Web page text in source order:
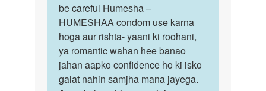
achha…
by
kaveer
hai,
…
be careful Humesha –
HUMESHAA condom use karna
hoga aur rishta- yaani ki roohani,
ya romantic wahan hee banao
jahan aapko confidence ho ki isko
galat nahin samjha mana jayega.